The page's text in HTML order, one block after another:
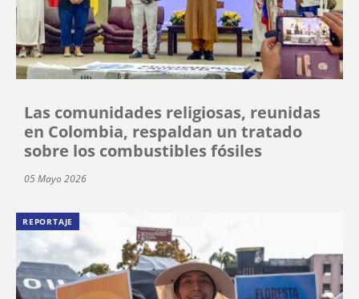
Las comunidades religiosas, reunidas
en Colombia, respaldan un tratado
sobre los combustibles fósiles
05 Mayo 2026
REPORTAJE